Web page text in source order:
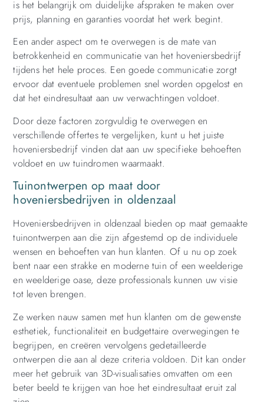
is het belangrijk om duidelijke afspraken te maken over
prijs, planning en garanties voordat het werk begint.
Een ander aspect om te overwegen is de mate van
betrokkenheid en communicatie van het hoveniersbedrijf
tijdens het hele proces. Een goede communicatie zorgt
ervoor dat eventuele problemen snel worden opgelost en
dat het eindresultaat aan uw verwachtingen voldoet.
Door deze factoren zorgvuldig te overwegen en
verschillende offertes te vergelijken, kunt u het juiste
hoveniersbedrijf vinden dat aan uw specifieke behoeften
voldoet en uw tuindromen waarmaakt.
Tuinontwerpen op maat door
hoveniersbedrijven in oldenzaal
Hoveniersbedrijven in oldenzaal bieden op maat gemaakte
tuinontwerpen aan die zijn afgestemd op de individuele
wensen en behoeften van hun klanten. Of u nu op zoek
bent naar een strakke en moderne tuin of een weelderige
en weelderige oase, deze professionals kunnen uw visie
tot leven brengen.
Ze werken nauw samen met hun klanten om de gewenste
esthetiek, functionaliteit en budgettaire overwegingen te
begrijpen, en creëren vervolgens gedetailleerde
ontwerpen die aan al deze criteria voldoen. Dit kan onder
meer het gebruik van 3D-visualisaties omvatten om een
beter beeld te krijgen van hoe het eindresultaat eruit zal